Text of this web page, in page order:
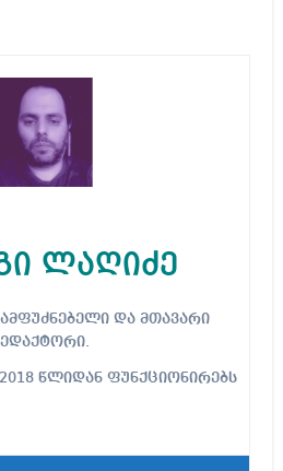
ლაღიძე
წლიდან ფუნქციონირებს